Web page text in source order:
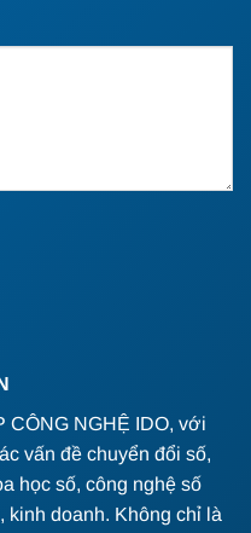
CÔNG NGHỆ IDO, với
vấn đề chuyển đổi số,
học số, công nghệ số
kinh doanh. Không chỉ là